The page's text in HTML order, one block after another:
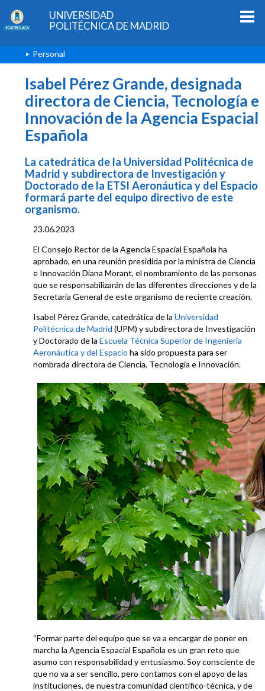
UNIVERSIDAD
POLITÉCNICA DE MADRID
Personal
Isabel Pérez Grande, designada
directora de Ciencia, Tecnología e
Innovación de la Agencia Espacial
Española
La catedrática de la Universidad Politécnica de
Madrid y subdirectora de Investigación y
Doctorado de la ETSI Aeronáutica y del Espacio
formará parte del equipo directivo de este
organismo.
23.06.2023
El Consejo Rector de la Agencia Espacial Española ha
aprobado, en una reunión presidida por la ministra de Ciencia
e Innovación Diana Morant, el nombramiento de las personas
que se responsabilizarán de las diferentes direcciones y de la
Secretaría General de este organismo de reciente creación.
Isabel Pérez Grande, catedrática de la Universidad
Politécnica de Madrid (UPM) y subdirectora de Investigación
y Doctorado de la Escuela Técnica Superior de Ingeniería
Aeronáutica y del Espacio ha sido propuesta para ser
nombrada directora de Ciencia, Tecnología e Innovación.
“Formar parte del equipo que se va a encargar de poner en
marcha la Agencia Espacial Española es un gran reto que
asumo con responsabilidad y entusiasmo. Soy consciente de
que no va a ser sencillo, pero contamos con el apoyo de las
instituciones, de nuestra comunidad científico-técnica, y de